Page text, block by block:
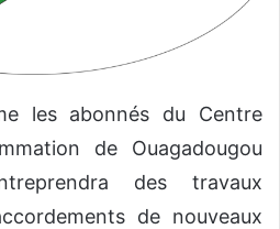
les abonnés du Centre
de Ouagadougou
des travaux
de nouveaux